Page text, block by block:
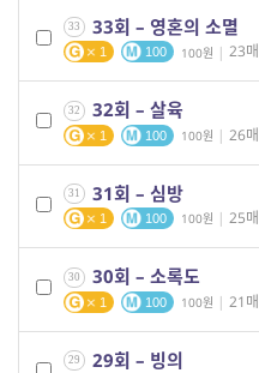
33 33회 – 영혼의 소멸
1 100 100 | 23매
32 32회 – 살육
1 100 100 | 26매
31 31회 – 심방
1 100 100 | 25매
30 30회 – 소록도
1 100 100 | 21매
29 29회 – 빙의